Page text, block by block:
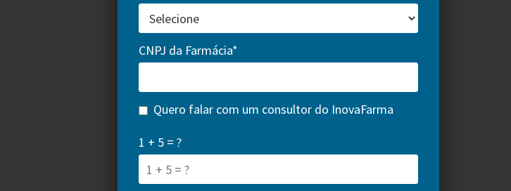
CNPJ da Farmácia*
Quero falar com um consultor do InovaFarma
1 + 5 = ?